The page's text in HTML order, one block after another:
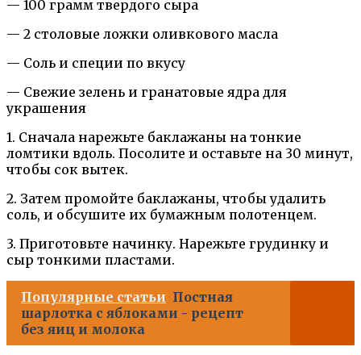
— 100 грамм твердого сыра
— 2 столовые ложки оливкового масла
— Соль и специи по вкусу
— Свежие зелень и гранатовые ядра для
украшения
1. Сначала нарежьте баклажаны на тонкие
ломтики вдоль. Посолите и оставьте на 30 минут,
чтобы сок вытек.
2. Затем промойте баклажаны, чтобы удалить
соль, и обсушите их бумажным полотенцем.
3. Приготовьте начинку. Нарежьте грудинку и
сыр тонкими пластами.
Популярные статьи Постная
шарлотка с яблоками - рецепт
без яиц и молока